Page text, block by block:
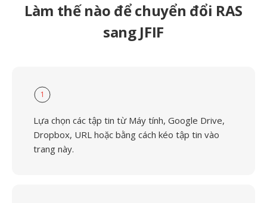
Làm thế nào để chuyển đổi RAS
sang JFIF
1
Lựa chọn các tập tin từ Máy tính, Google Drive,
Dropbox, URL hoặc bằng cách kéo tập tin vào
trang này.